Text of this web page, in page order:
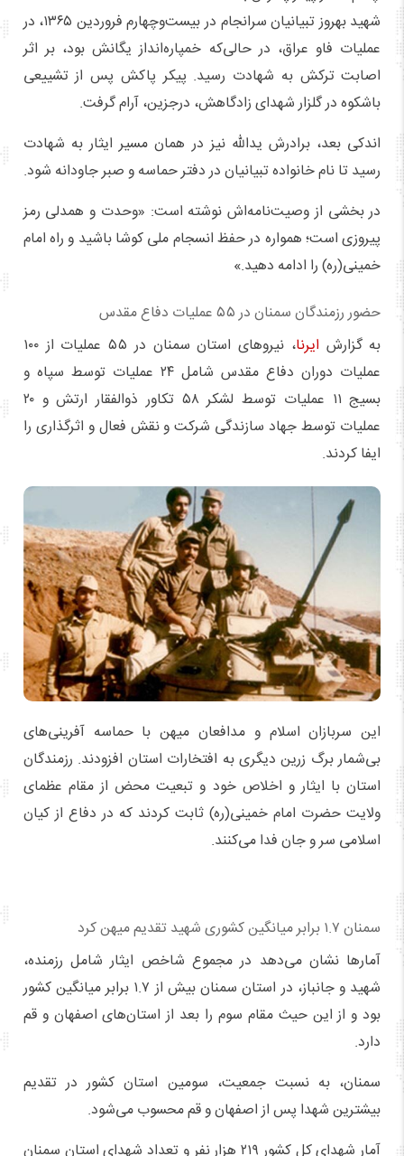
شهید بهروز تبیانیان سرانجام در بیست‌وچهارم فروردین ۱۳۶۵، در
عملیات فاو عراق، در حالی‌که خمپاره‌انداز یگانش بود، بر اثر
اصابت ترکش به شهادت رسید. پیکر پاکش پس از تشییعی
باشکوه در گلزار شهدای زادگاهش، درجزین، آرام گرفت.
اندکی بعد، برادرش یدالله نیز در همان مسیر ایثار به شهادت
رسید تا نام خانواده تبیانیان در دفتر حماسه و صبر جاودانه شود.
در بخشی از وصیت‌نامه‌اش نوشته است: «وحدت و همدلی رمز
پیروزی است؛ همواره در حفظ انسجام ملی کوشا باشید و راه امام
خمینی(ره) را ادامه دهید.»
حضور رزمندگان سمنان در ۵۵ عملیات دفاع مقدس
به گزارش ایرنا
،‌ نیروهای استان سمنان در ۵۵ عملیات از ۱۰۰
عملیات دوران دفاع مقدس شامل ۲۴ عملیات توسط سپاه و
بسیج ۱۱ عملیات توسط لشکر ۵۸ تکاور ذوالفقار ارتش و ۲۰
عملیات توسط جهاد سازندگی شرکت و نقش فعال و اثرگذاری را
ایفا کردند.
این سربازان اسلام و مدافعان میهن با حماسه آفرینی‌های
بی‌شمار برگ زرین دیگری به افتخارات استان افزودند. رزمندگان
استان با ایثار و اخلاص خود و تبعیت محض از مقام عظمای
ولایت حضرت امام خمینی(ره) ثابت کردند که در دفاع از کیان
اسلامی سر و جان فدا می‌کنند.
سمنان ۱.۷ برابر میانگین کشوری شهید تقدیم میهن کرد
آمارها نشان می‌دهد در مجموع شاخص ایثار شامل رزمنده،
شهید و جانباز، در استان سمنان بیش از ۱.۷ برابر میانگین کشور
بود و از این حیث مقام سوم را بعد از استان‌های اصفهان و قم
دارد.
سمنان، به نسبت جمعیت، سومین استان کشور در تقدیم
بیشترین شهدا پس از اصفهان و قم محسوب می‌شود.
آمار شهدای کل کشور ۲۱۹ هزار نفر و تعداد شهدای استان سمنان